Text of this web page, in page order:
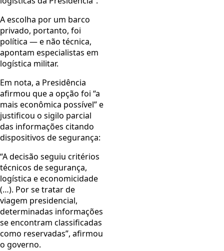
A escolha por um barco
privado, portanto, foi
política — e não técnica,
apontam especialistas em
logística militar.
Em nota, a Presidência
afirmou que a opção foi “a
mais econômica possível” e
justificou o sigilo parcial
das informações citando
dispositivos de segurança:
“A decisão seguiu critérios
técnicos de segurança,
logística e economicidade
(…). Por se tratar de
viagem presidencial,
determinadas informações
se encontram classificadas
como reservadas”, afirmou
o governo.